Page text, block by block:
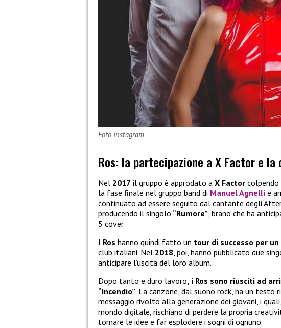
Foto Instagram
Ros: la partecipazione a X Factor e
Nel 2017 il gruppo è approdato a X Factor
la fase finale nel gruppo band di Manuel Agnelli e
continuato ad essere seguito dal cantante degli
producendo il singolo “Rumore”, brano che ha
5 cover.
I Ros hanno quindi fatto un tour di successo per
club italiani. Nel 2018, poi, hanno pubblicato due
anticipare l’uscita del loro album.
Dopo tanto e duro lavoro, i Ros sono riusciti ad
“Incendio”. La canzone, dal suono rock, ha un testo
messaggio rivolto alla generazione dei giovani, i
mondo digitale, rischiano di perdere la propria
tornare le idee e far esplodere i sogni di ognuno.